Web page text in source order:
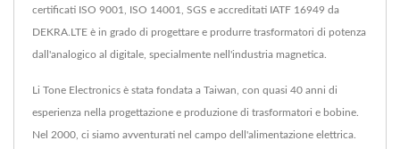
certificati ISO 9001, ISO 14001, SGS e accreditati IATF 16949 da
DEKRA.LTE è in grado di progettare e produrre trasformatori di potenza
dall'analogico al digitale, specialmente nell'industria magnetica.
Li Tone Electronics è stata fondata a Taiwan, con quasi 40 anni di
esperienza nella progettazione e produzione di trasformatori e bobine.
Nel 2000, ci siamo avventurati nel campo dell'alimentazione elettrica.